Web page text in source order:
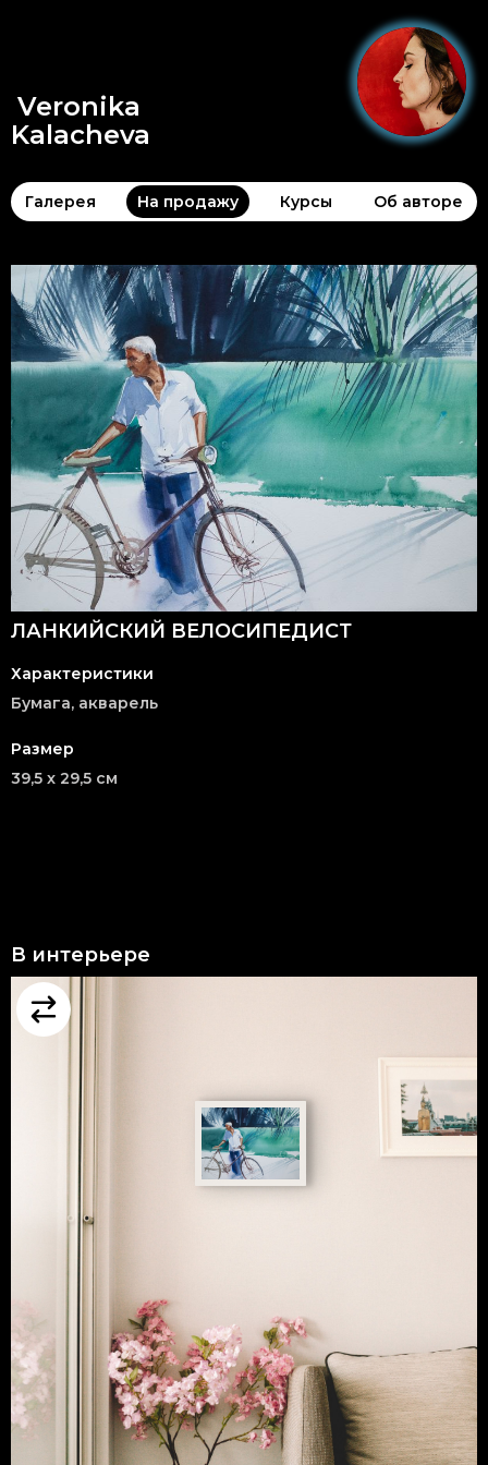
Veronika
Kalacheva
Галерея На продажу Курсы Об авторе
ЛАНКИЙСКИЙ ВЕЛОСИПЕДИСТ
Характеристики
Бумага, акварель
Размер
39,5 x 29,5 см
В интерьере